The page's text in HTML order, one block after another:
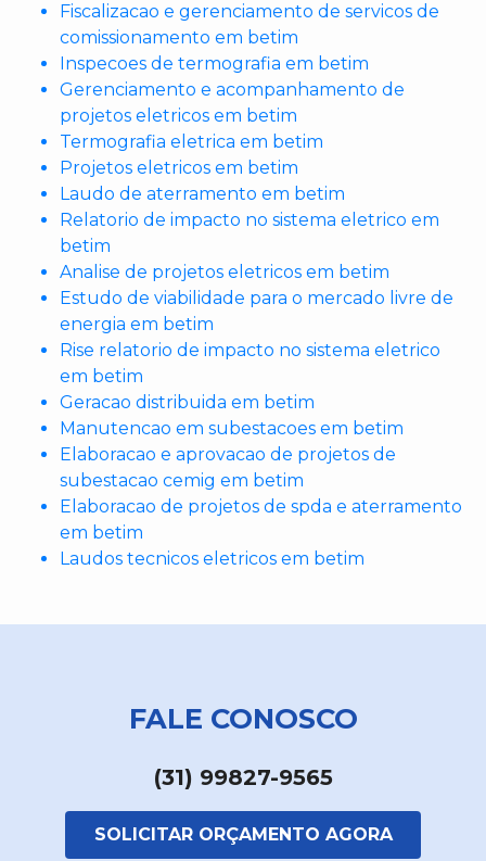
Fiscalizacao e gerenciamento de servicos de
comissionamento em betim
Inspecoes de termografia em betim
Gerenciamento e acompanhamento de
projetos eletricos em betim
Termografia eletrica em betim
Projetos eletricos em betim
Laudo de aterramento em betim
Relatorio de impacto no sistema eletrico em
betim
Analise de projetos eletricos em betim
Estudo de viabilidade para o mercado livre de
energia em betim
Rise relatorio de impacto no sistema eletrico
em betim
Geracao distribuida em betim
Manutencao em subestacoes em betim
Elaboracao e aprovacao de projetos de
subestacao cemig em betim
Elaboracao de projetos de spda e aterramento
em betim
Laudos tecnicos eletricos em betim
FALE CONOSCO
(31) 99827-9565
SOLICITAR ORÇAMENTO AGORA